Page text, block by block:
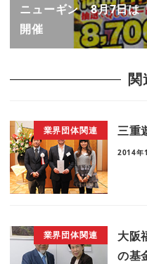
ニューギン 8月7日は
開催
関
業界団体関連 三重
2014年
業界団体関連
大阪
の基